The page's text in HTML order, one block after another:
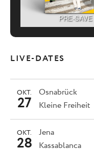
PRE-
LIVE-DATES
Osnabrück
OKT.
27 Kleine Freiheit
Jena
OKT.
28 Kassablanca